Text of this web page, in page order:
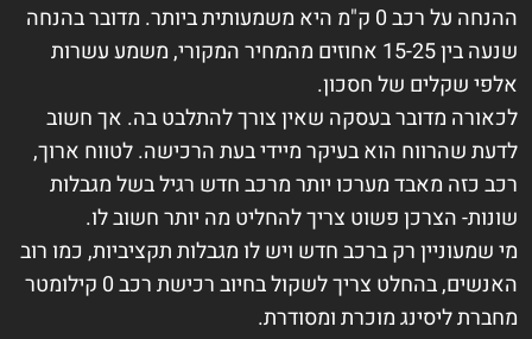
ההנחה על רכב 0 ק"מ היא משמעותית ביותר. מדובר בהנחה
שנעה בין 15-25 אחוזים מהמחיר המקורי, משמע עשרות
אלפי שקלים של חסכון.
לכאורה מדובר בעסקה שאין צורך להתלבט בה. אך חשוב
לדעת שהרווח הוא בעיקר מיידי בעת הרכישה. לטווח ארוך,
רכב כזה מאבד מערכו יותר מרכב חדש רגיל בשל מגבלות
שונות- הצרכן פשוט צריך להחליט מה יותר חשוב לו.
מי שמעוניין רק ברכב חדש ויש לו מגבלות תקציביות, כמו רוב
האנשים, בהחלט צריך לשקול בחיוב רכישת רכב 0 קילומטר
מחברת ליסינג מוכרת ומסודרת.